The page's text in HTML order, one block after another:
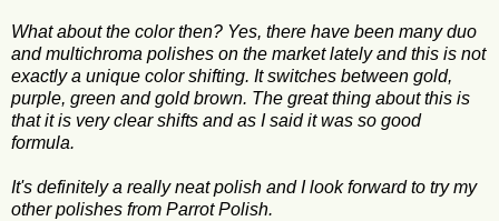
What about the color then? Yes, there have been many duo
and multichroma polishes on the market lately and this is not
exactly a unique color shifting. It switches between gold,
purple, green and gold brown. The great thing about this is
that it is very clear shifts and as I said it was so good
formula.
It's definitely a really neat polish and I look forward to try my
other polishes from Parrot Polish.